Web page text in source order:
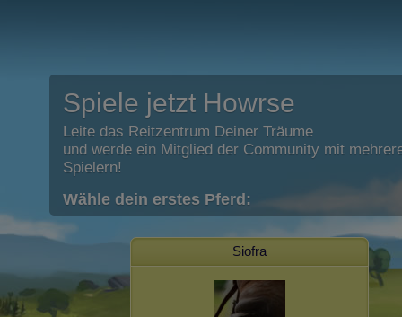
Spiele jetzt Howrse
Leite das Reitzentrum Deiner Träume
und werde ein Mitglied der Community mit
Spielern!
Wähle dein erstes Pferd:
Siofra